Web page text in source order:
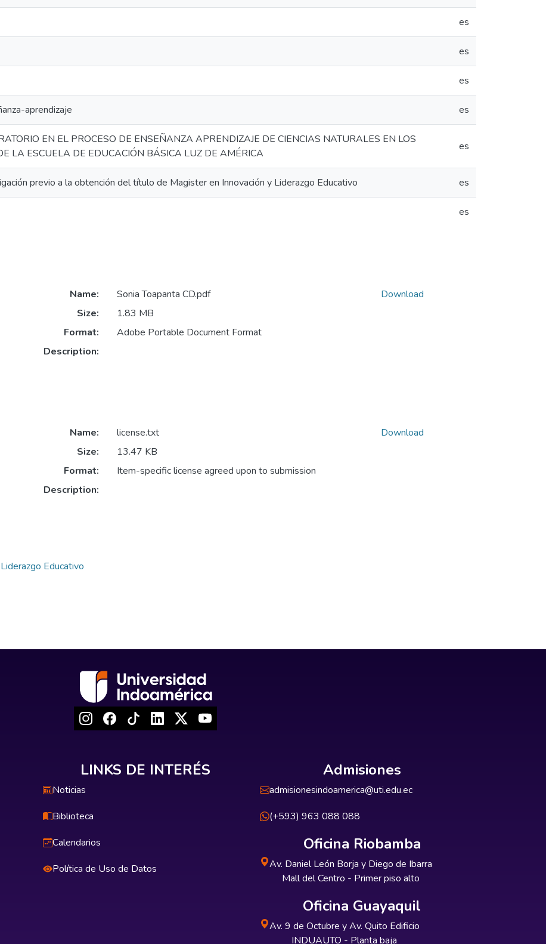
es
es
es
aprendizaje es
EN EL PROCESO DE ENSEÑANZA APRENDIZAJE DE CIENCIAS NATURALES EN LOS
LA ESCUELA DE EDUCACIÓN BÁSICA LUZ DE AMÉRICA
es
previo a la obtención del título de Magister en Innovación y Liderazgo Educativo es
es
Name:
Sonia Toapanta CD.pdf
Size:
1.83 MB
Format:
Adobe Portable Document Format
Description:
Download
Name:
license.txt
Size:
13.47 KB
Format:
Item-specific license agreed upon to submission
Description:
Download
Educativo
LINKS DE INTERÉS
Noticias
Biblioteca
Calendarios
Política de Uso de Datos
Admisiones
admisionesindoamerica@uti.edu.ec
(+593) 963 088 088
Oficina Riobamba
Av. Daniel León Borja y Diego de Ibarra
Mall del Centro - Primer piso alto
Oficina Guayaquil
Av. 9 de Octubre y Av. Quito Edificio
INDUAUTO - Planta baja